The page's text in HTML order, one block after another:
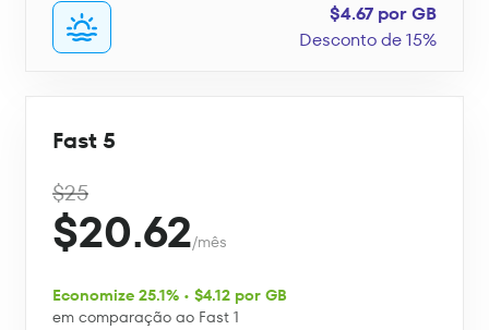
$4.67 por GB
Desconto de 15%
Fast 5
$25
$20.62/mês
Economize 25.1% • $4.12 por GB
em comparação ao Fast 1